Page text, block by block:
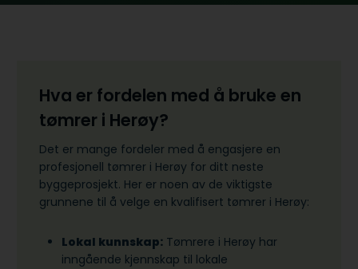
Hva er fordelen med å bruke en
tømrer i Herøy?
Det er mange fordeler med å engasjere en
profesjonell tømrer i Herøy for ditt neste
byggeprosjekt. Her er noen av de viktigste
grunnene til å velge en kvalifisert tømrer i Herøy:
Lokal kunnskap: Tømrere i Herøy har
inngående kjennskap til lokale